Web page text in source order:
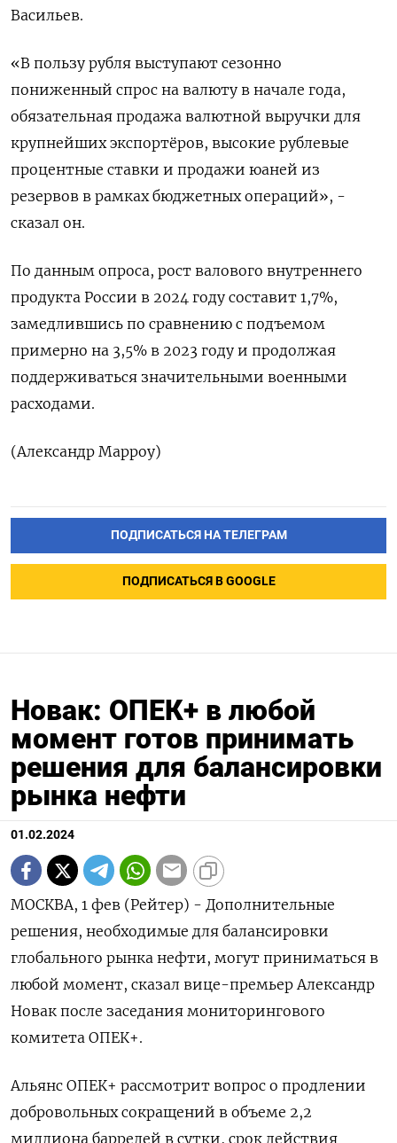
Васильев.
«В пользу рубля выступают сезонно
пониженный спрос на валюту в начале года,
обязательная продажа валютной выручки для
крупнейших экспортёров, высокие рублевые
процентные ставки и продажи юаней из
резервов в рамках бюджетных операций», -
сказал он.
По данным опроса, рост валового внутреннего
продукта России в 2024 году составит 1,7%,
замедлившись по сравнению с подъемом
примерно на 3,5% в 2023 году и продолжая
поддерживаться значительными военными
расходами.
(Александр Марроу)
ПОДПИСАТЬСЯ НА ТЕЛЕГРАМ
ПОДПИСАТЬСЯ В GOOGLE
Новак: ОПЕК+ в любой
момент готов принимать
решения для балансировки
рынка нефти
01.02.2024
МОСКВА, 1 фев (Рейтер) - Дополнительные
решения, необходимые для балансировки
глобального рынка нефти, могут приниматься в
любой момент, сказал вице-премьер Александр
Новак после заседания мониторингового
комитета ОПЕК+.
Альянс ОПЕК+ рассмотрит вопрос о продлении
добровольных сокращений в объеме 2,2
миллиона баррелей в сутки, срок действия